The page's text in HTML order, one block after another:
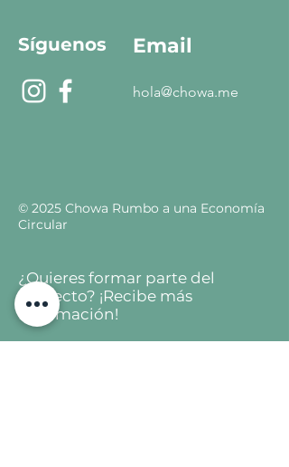
Síguenos Email
hola@chowa.me
© 2025 Chowa Rumbo a una Economía
Circular
¿Quieres formar parte del
proyecto? ¡Recibe más
información!